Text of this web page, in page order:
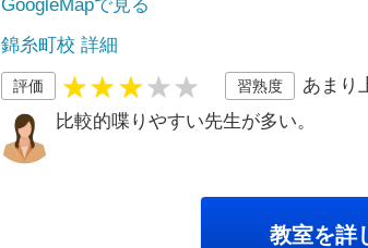
GoogleMapで見る
錦糸町校 詳細
評価 習熟度
あまり
比較的喋りやすい先生が多い。
教室を詳